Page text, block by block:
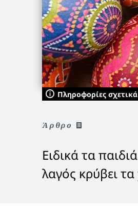
Πληροφορίες
Άρθρο
Ειδικά τα
λαγός κρύβει